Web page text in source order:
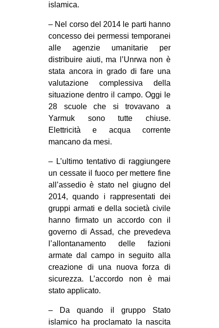
islamica.
– Nel corso del 2014 le parti hanno
concesso dei permessi temporanei
alle agenzie umanitarie per
distribuire aiuti, ma l’Unrwa non è
stata ancora in grado di fare una
valutazione complessiva della
situazione dentro il campo. Oggi le
28 scuole che si trovavano a
Yarmuk sono tutte chiuse.
Elettricità e acqua corrente
mancano da mesi.
– L’ultimo tentativo di raggiungere
un cessate il fuoco per mettere fine
all’assedio è stato nel giugno del
2014, quando i rappresentati dei
gruppi armati e della società civile
hanno firmato un accordo con il
governo di Assad, che prevedeva
l’allontanamento delle fazioni
armate dal campo in seguito alla
creazione di una nuova forza di
sicurezza. L’accordo non è mai
stato applicato.
– Da quando il gruppo Stato
islamico ha proclamato la nascita